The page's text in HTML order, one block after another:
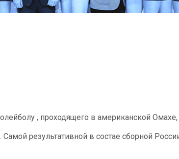
, проходящего в американской
результативной в состае сборной